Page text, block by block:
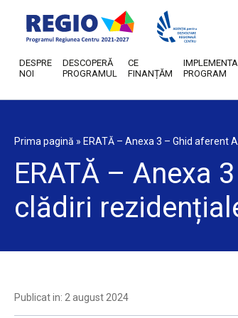
DESPRE
NOI
DESCOPERĂ
PROGRAMUL
CE
FINANȚĂM
PROGRAM
Prima pagină » ERATĂ – Anexa 3 – Ghid aferent
ERATĂ – Anexa
clădiri
Publicat in: 2 august 2024